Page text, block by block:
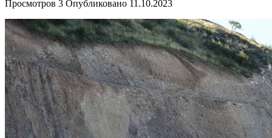
Просмотров 3 Опубликовано 11.10.2023